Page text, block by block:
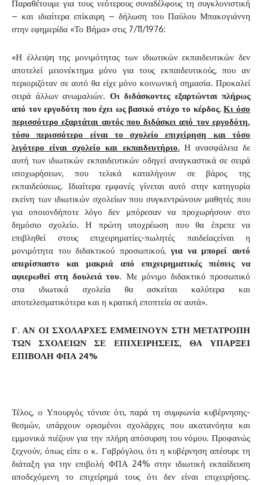
Παραθέτουμε για τους νεότερους συναδέλφους τη συγκλονιστική
– και ιδιαίτερα επίκαιρη – δήλωση του Παύλου Μπακογιάννη
στην εφημερίδα «Το Βήμα» στις 7/11/1976:
«Η έλλειψη της μονιμότητας των ιδιωτικών εκπαιδευτικών δεν
αποτελεί μειονέκτημα μόνο για τους εκπαιδευτικούς, που αν
περιοριζόταν σε αυτό θα είχε μόνο κοινωνική σημασία. Προκαλεί
σειρά άλλων ανωμαλιών. Οι διδάσκοντες εξαρτώνται πλήρως
από τον εργοδότη που έχει ως βασικό στόχο το κέρδος.Κι όσο
περισσότερο εξαρτάται αυτός που διδάσκει από τον εργοδότη,
τόσο περισσότερο είναι το σχολείο επιχείρηση και τόσο
λιγότερο είναι σχολείο και εκπαιδευτήριο.Η ανασφάλεια δε
αυτή των ιδιωτικών εκπαιδευτικών οδηγεί αναγκαστικά σε σειρά
υποχωρήσεων, που τελικά καταλήγουν σε βάρος της
εκπαιδεύσεως. Ιδιαίτερα εμφανές γίνεται αυτό στην κατηγορία
εκείνη των ιδιωτικών σχολείων που συγκεντρώνουν μαθητές που
για οποιονδήποτε λόγο δεν μπόρεσαν να προχωρήσουν στο
δημόσιο σχολείο. Η πρώτη υποχρέωση που θα έπρεπε να
επιβληθεί στους επιχειρηματίες-πωλητές παιδείαςείναι η
μονιμότητα του διδακτικού προσωπικού,για να μπορεί αυτό
απερίσπαστο και μακριά από επιχειρηματικές πιέσεις να
αφιερωθεί στη δουλειά του. Με μόνιμο διδακτικό προσωπικό
στα ιδιωτικά σχολεία θα ασκείται καλύτερα και
αποτελεσματικότερα και η κρατική εποπτεία σε αυτά».
Γ. ΑΝ ΟΙ ΣΧΟΛΑΡΧΕΣ ΕΜΜΕΙΝΟΥΝ ΣΤΗ ΜΕΤΑΤΡΟΠΗ
ΤΩΝ ΣΧΟΛΕΙΩΝ ΣΕ ΕΠΙΧΕΙΡΗΣΕΙΣ, ΘΑ ΥΠΑΡΞΕΙ
ΕΠΙΒΟΛΗ ΦΠΑ 24%
Τέλος, ο Υπουργός τόνισε ότι, παρά τη συμφωνία κυβέρνησης-
θεσμών, υπάρχουν ορισμένοι σχολάρχες που ακατανόητα και
εμμονικά πιέζουν για την πλήρη απόσυρση του νόμου. Προφανώς
ξεχνούν, όπως είπε ο κ. Γαβρόγλου, ότι η κυβέρνηση απέσυρε τη
διάταξη για την επιβολή ΦΠΑ 24% στην ιδιωτική εκπαίδευση
αποδεχόμενη το επιχείρημά τους ότι δεν είναι επιχειρήσεις.